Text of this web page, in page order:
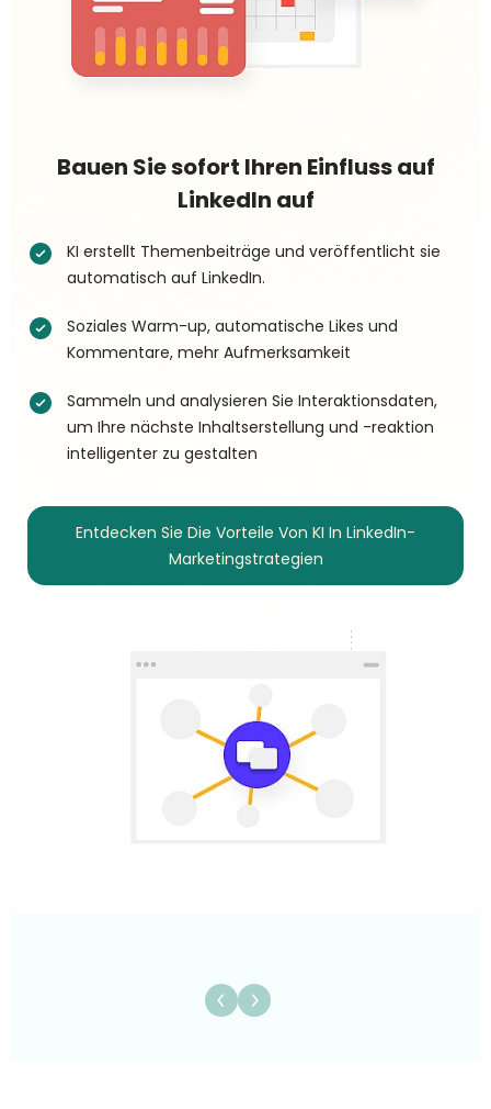
Bauen Sie sofort Ihren Einfluss auf
LinkedIn auf
KI erstellt Themenbeiträge und veröffentlicht sie
automatisch auf LinkedIn.
Soziales Warm-up, automatische Likes und
Kommentare, mehr Aufmerksamkeit
Sammeln und analysieren Sie Interaktionsdaten,
um Ihre nächste Inhaltserstellung und -reaktion
intelligenter zu gestalten
Entdecken Sie Die Vorteile Von KI In LinkedIn-
Marketingstrategien